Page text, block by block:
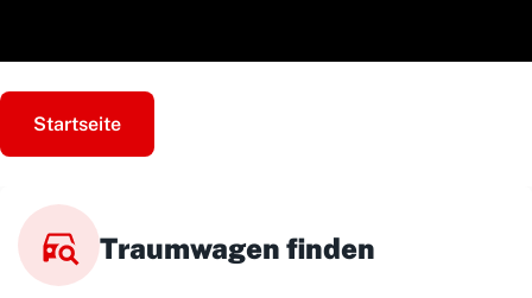
Startseite
Traumwagen finden